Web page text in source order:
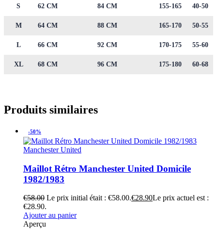
S 62 CM 84 CM 155-165 40-50
M 64 CM 88 CM 165-170 50-55
L 66 CM 92 CM 170-175 55-60
XL 68 CM 96 CM 175-180 60-68
Produits similaires
-50%
Manchester United
Maillot Rétro Manchester United Domicile
1982/1983
€58.00 Le prix initial était : €58.00.€28.90Le prix actuel est :
€28.90.
Ajouter au panier
Aperçu